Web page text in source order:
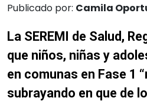
Publicado por: Camila
La SEREMI de Salud,
que niños, niñas y
en comunas en Fase 1
subrayando en que de